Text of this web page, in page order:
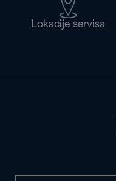
Lokacije servisa